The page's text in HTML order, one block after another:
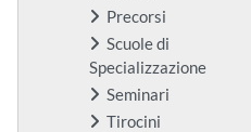
Precorsi
Scuole di
Specializzazione
Seminari
Tirocini